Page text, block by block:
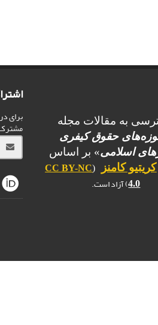
به مقالات مجله
حقوق کیفری
اسلامی» بر اساس
کریتیو کامنز (
CC BY-NC
4.0) آزاد است.
برای